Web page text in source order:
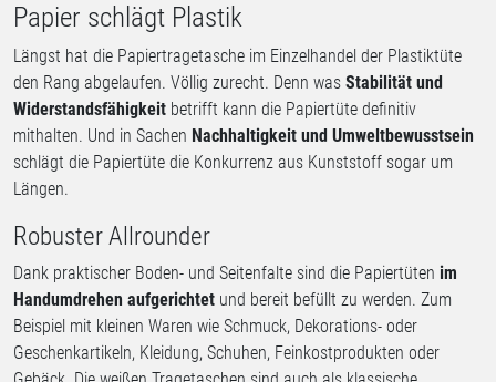
Papier schlägt Plastik
Längst hat die Papiertragetasche im Einzelhandel der Plastiktüte
den Rang abgelaufen. Völlig zurecht. Denn was Stabilität und
Widerstandsfähigkeit betrifft kann die Papiertüte definitiv
mithalten. Und in Sachen Nachhaltigkeit und Umweltbewusstsein
schlägt die Papiertüte die Konkurrenz aus Kunststoff sogar um
Längen.
Robuster Allrounder
Dank praktischer Boden- und Seitenfalte sind die Papiertüten im
Handumdrehen aufgerichtet und bereit befüllt zu werden. Zum
Beispiel mit kleinen Waren wie Schmuck, Dekorations- oder
Geschenkartikeln, Kleidung, Schuhen, Feinkostprodukten oder